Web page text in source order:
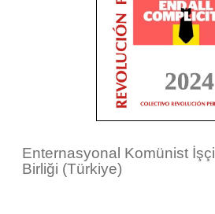
Enternasyonal Komünist İşçi
Birliği (Türkiye)